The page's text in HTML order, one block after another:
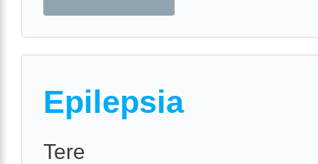
Epilepsia
Tere